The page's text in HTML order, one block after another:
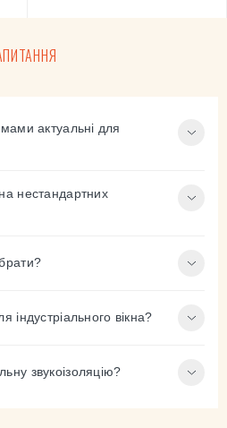
актуальні для
нестандартних
індустріального вікна?
звукоізоляцію?